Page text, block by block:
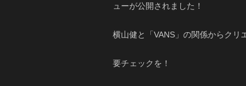
ューが公開されました！
横山健と「VANS」の関係からクリ
要チェックを！